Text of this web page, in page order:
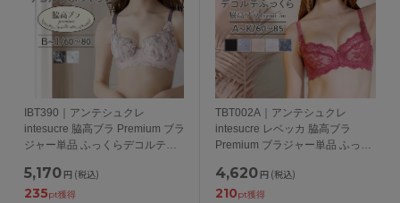
IBT390｜アンテシュクレ
intesucre 脇高ブラ Premium ブラ
ジャー単品 ふっくらデコルテメ
ー60/65/70/75cm
5,170 円 (税込)
235pt獲得
TBT002A｜アンテシュクレ
intesucre レベッカ 脇高ブラ
Premium ブラジャー単品 ふっく
ABCDEFGHIJKカップ アンダー
60/65/70/75/80/85cm
4,620 円 (税込)
210pt獲得